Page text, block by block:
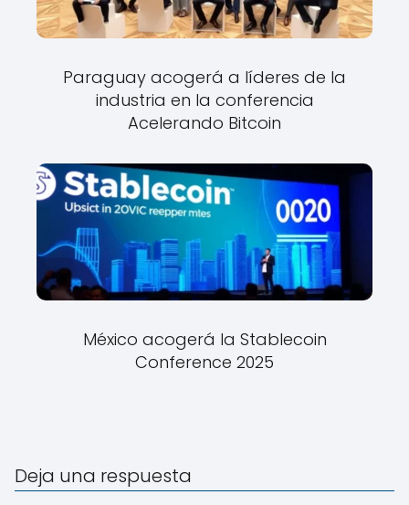
Paraguay acogerá a líderes de la
industria en la conferencia
Acelerando Bitcoin
México acogerá la Stablecoin
Conference 2025
Deja una respuesta